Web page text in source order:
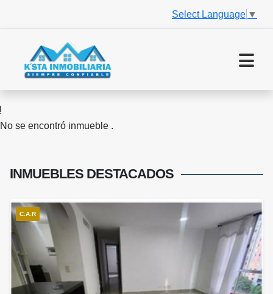
Select Language ▼
No se encontró inmueble .
INMUEBLES DESTACADOS
C.A.R